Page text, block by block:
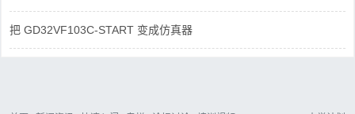
把 GD32VF103C-START 变成仿真器